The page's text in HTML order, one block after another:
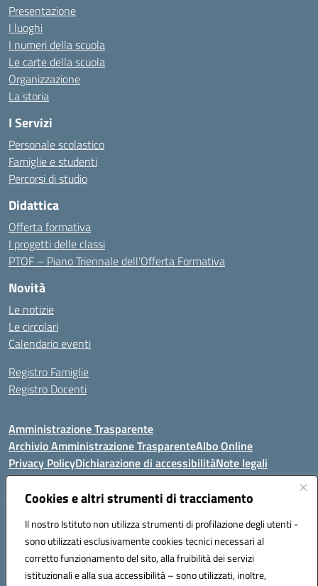
Cookies e altri strumenti di tracciamento
Il nostro Istituto non utilizza strumenti di profilazione degli utenti -
sono utilizzati esclusivamente cookies tecnici necessari al
corretto funzionamento del sito, alla fruibilità dei servizi
istituzionali e alla sua accessibilità – sono utilizzati, inoltre,
Presentazione
I luoghi
I numeri della scuola
Le carte della scuola
Organizzazione
La storia
I Servizi
Personale scolastico
Famiglie e studenti
Percorsi di studio
Didattica
Offerta formativa
I progetti delle classi
PTOF – Piano Triennale dell’Offerta Formativa
Novità
Le notizie
Le circolari
Calendario eventi
Registro Famiglie
Registro Docenti
Amministrazione Trasparente
Archivio Amministrazione TrasparenteAlbo Online
Privacy PolicyDichiarazione di accessibilitàNote legali
Istituto Comprensivo Statale
8° G. FALCONE – R. SCAUDA"
Via Cupa Campanariello, 5 - 80059, Torre del Greco (NA)
Tel. +39 0818834377 - Fax +39 0818834377 - Cod.Fisc. 95170530638
Email: naic8df00a@istruzione.it - PEC: naic8df00a@pec.istruzione.it